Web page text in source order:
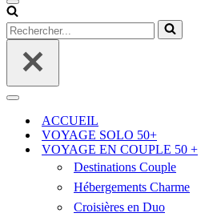
Menu
de
navigation
Rechercher...
Menu
navigationACCUEIL
VOYAGE SOLO 50+
VOYAGE EN COUPLE 50 +
Destinations Couple
Hébergements Charme
Croisières en Duo